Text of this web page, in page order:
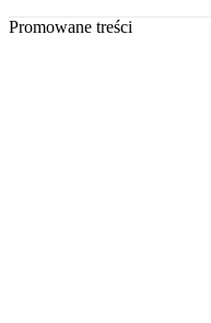
Promowane treści